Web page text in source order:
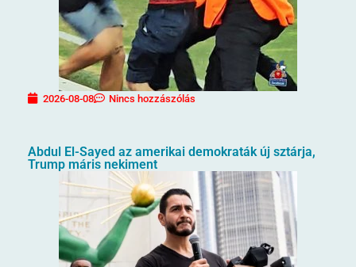
2026-08-08 Nincs hozzászólás
Abdul El-Sayed az amerikai demokraták új sztárja,
Trump máris nekiment